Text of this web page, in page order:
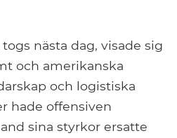
nästa dag, visade sig
och amerikanska
och logistiska
hade offensiven
sina styrkor ersatte